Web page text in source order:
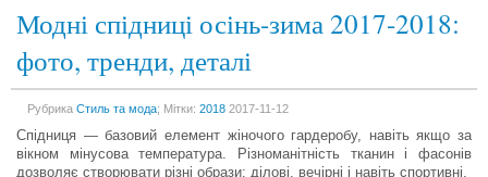
Модні спідниці осінь-зима 2017-2018:
фото, тренди, деталі
Рубрика Стиль та мода; Мітки: 2018 2017-11-12
Спідниця — базовий елемент жіночого гардеробу, навіть якщо за
вікном мінусова температура. Різноманітність тканин і фасонів
дозволяє створювати різні образи: ділові, вечірні і навіть спортивні.